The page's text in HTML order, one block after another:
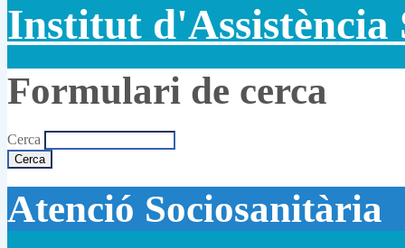
Institut d'Assistència
Formulari de cerca
Cerca
Atenció Sociosanitària